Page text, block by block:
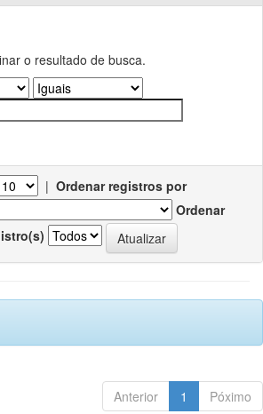
o resultado de busca.
| Ordenar registros por
Ordenar
Anterior 1 Póximo